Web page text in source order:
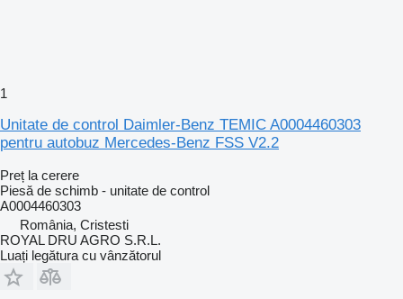
1
Unitate de control Daimler-Benz TEMIC A0004460303
pentru autobuz Mercedes-Benz FSS V2.2
Preț la cerere
Piesă de schimb - unitate de control
A0004460303
România, Cristesti
ROYAL DRU AGRO S.R.L.
Luați legătura cu vânzătorul